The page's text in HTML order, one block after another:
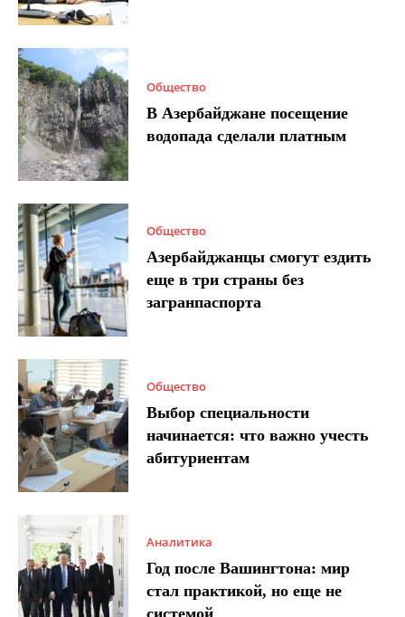
Общество
В Азербайджане посещение
водопада сделали платным
Общество
Азербайджанцы смогут ездить
еще в три страны без
загранпаспорта
Общество
Выбор специальности
начинается: что важно учесть
абитуриентам
Аналитика
Год после Вашингтона: мир
стал практикой, но еще не